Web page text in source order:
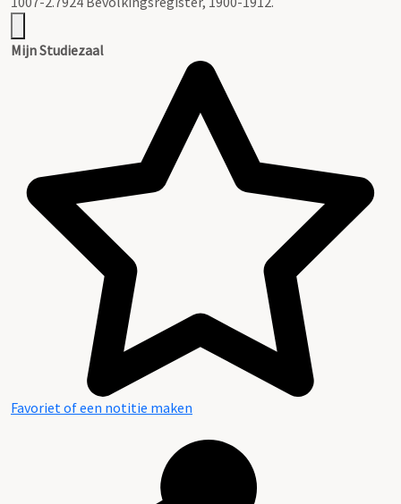
Mijn Studiezaal
Favoriet of een notitie maken